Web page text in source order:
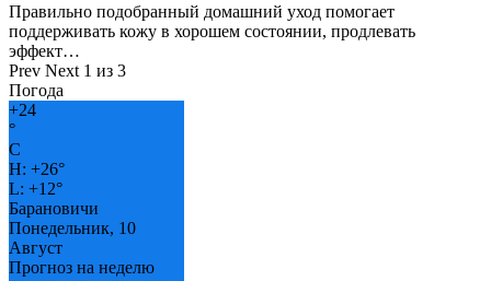
Правильно подобранный домашний уход помогает
поддерживать кожу в хорошем состоянии, продлевать
эффект…
Prev Next 1 из 3
Погода
+24
°
C
H: +26°
L: +12°
Барановичи
Понедельник, 10
Август
Прогноз на неделю